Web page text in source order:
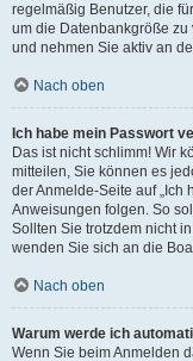
regelmäßig Benutzer, die
um die Datenbankgröße
und nehmen Sie aktiv an
Nach oben
Ich habe mein Passwort
Das ist nicht schlimm! Wir
mitteilen, Sie können es
der Anmelde-Seite auf „Ich
Anweisungen folgen. So
Sollten Sie trotzdem nicht
wenden Sie sich an die
Nach oben
Warum werde ich
Wenn Sie beim Anmelden